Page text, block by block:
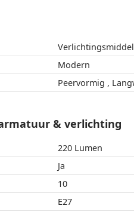
Verlichtingsmiddel
Modern
armatuur & verlichting
220 Lumen
Ja
10
E27